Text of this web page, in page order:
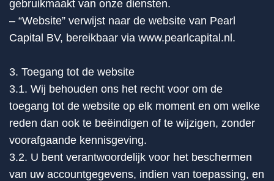
gebruikmaakt van onze diensten.
– “Website” verwijst naar de website van Pearl
Capital BV, bereikbaar via www.pearlcapital.nl.
3. Toegang tot de website
3.1. Wij behouden ons het recht voor om de
toegang tot de website op elk moment en om welke
reden dan ook te beëindigen of te wijzigen, zonder
voorafgaande kennisgeving.
3.2. U bent verantwoordelijk voor het beschermen
van uw accountgegevens, indien van toepassing, en